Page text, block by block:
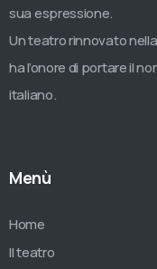
sua espressione.
Un teatro rinnovato
ha l’onore di portare il
italiano.
Menù
Home
Il teatro